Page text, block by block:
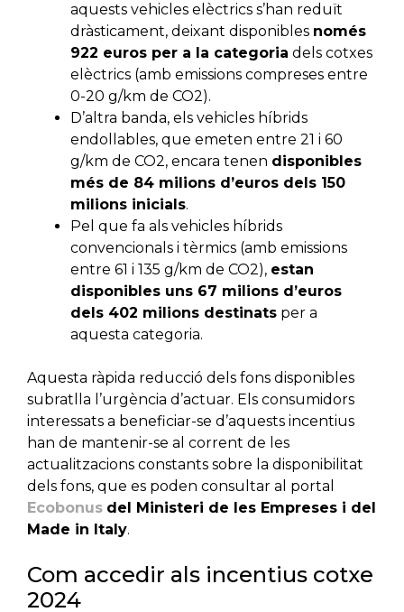
aquests vehicles elèctrics s’han reduït
dràsticament, deixant disponibles només
922 euros per a la categoria dels cotxes
elèctrics (amb emissions compreses entre
0-20 g/km de CO2).
D’altra banda, els vehicles híbrids
endollables, que emeten entre 21 i 60
g/km de CO2, encara tenen disponibles
més de 84 milions d’euros dels 150
milions inicials.
Pel que fa als vehicles híbrids
convencionals i tèrmics (amb emissions
entre 61 i 135 g/km de CO2), estan
disponibles uns 67 milions d’euros
dels 402 milions destinats per a
aquesta categoria.
Aquesta ràpida reducció dels fons disponibles
subratlla l’urgència d’actuar. Els consumidors
interessats a beneficiar-se d’aquests incentius
han de mantenir-se al corrent de les
actualitzacions constants sobre la disponibilitat
dels fons, que es poden consultar al portal
Ecobonus del Ministeri de les Empreses i del
Made in Italy.
Com accedir als incentius cotxe
2024